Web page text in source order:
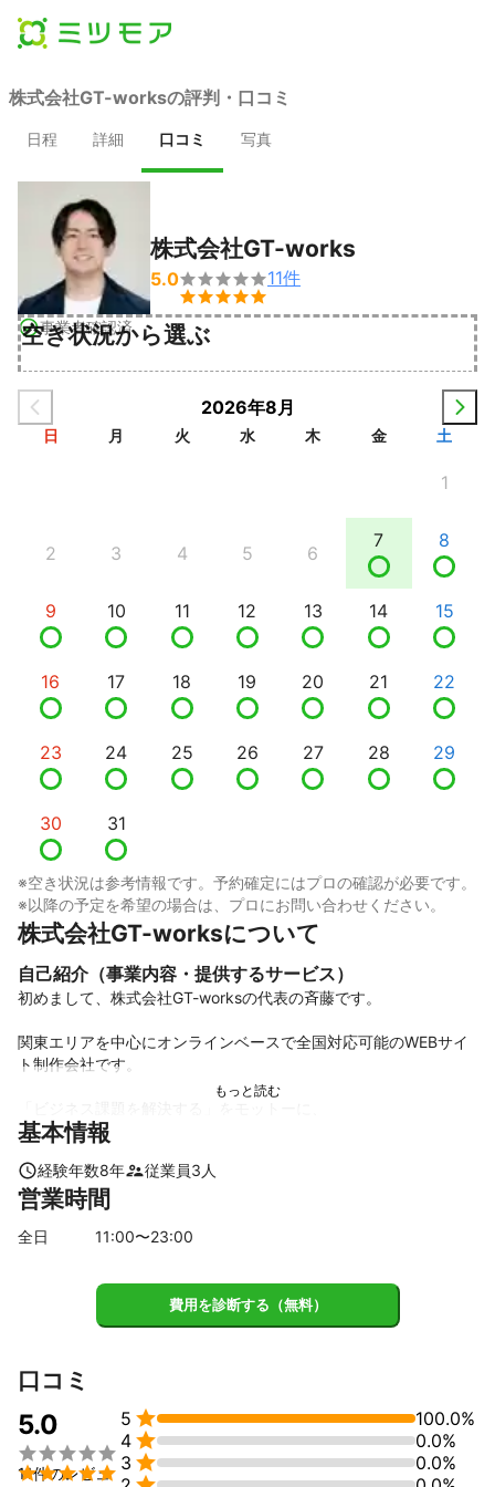
株式会社GT-worksの評判・口コミ
日程 詳細 口コミ 写真
事業者確認済
株式会社GT-works
5.0

11件
空き状況から選ぶ
2026年8月
日 月 火 水 木 金 土
1
2 3 4 5 6
7 8
9 10 11 12 13 14 15
16 17 18 19 20 21 22
23 24 25 26 27 28 29
30 31
※空き状況は参考情報です。予約確定にはプロの確認が必要です。
※以降の予定を希望の場合は、プロにお問い合わせください。
株式会社GT-worksについて
自己紹介（事業内容・提供するサービス）
初めまして、株式会社GT-worksの代表の斉藤です。
関東エリアを中心にオンラインベースで全国対応可能のWEBサイ
ト制作会社です。
これまで多岐にわたる業種のクライアント様と共にコーポレート
まずはどのような些細なことでもお気軽にご相談ください。
◻︎オンラインベースで全国対応可能、都内の方は是非直接お会い
◻︎「WEB制作予算に限りがあるが、妥協はしたくない」という
方、是非弊社にお力添えさせて頂ければ幸いです、低予算でもデ
能です。
基本情報
経験年数8年 従業員3 人
営業時間
全日 11:00〜23:00
費用を診断する（無料）
口コミ
5.0


11件のレビュ
5 
100.0%
4 
0.0%
3 
0.0%